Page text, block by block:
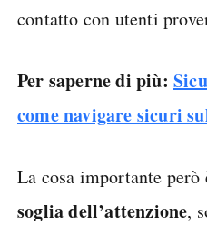
contatto con utenti
Per saperne di più:
come navigare sicuri
La cosa importante però
soglia dell’attenzione,